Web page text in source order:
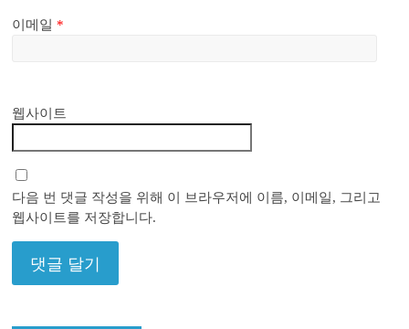
이메일 *
웹사이트
다음 번 댓글 작성을 위해 이 브라우저에 이름, 이메일, 그리고
웹사이트를 저장합니다.